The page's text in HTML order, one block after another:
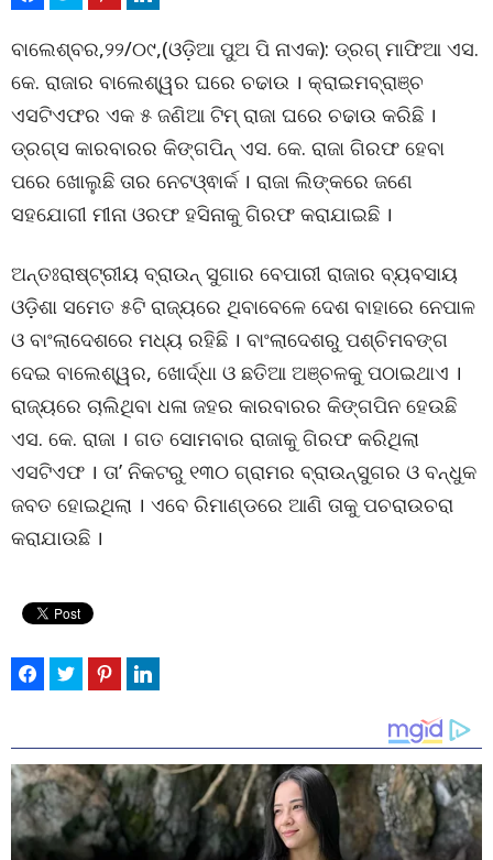
ବାଲେଶ୍ବର,୨୨/୦୯,(ଓଡ଼ିଆ ପୁଅ ପି ନାଏକ): ଡ୍ରଗ୍‌ ମାଫିଆ ଏସ.
କେ. ରାଜାର ବାଲେଶ୍ୱର ଘରେ ଚଢାଉ । କ୍ରାଇମବ୍ରାଞ୍ଚ
ଏସଟିଏଫର ଏକ ୫ ଜଣିଆ ଟିମ୍ ରାଜା ଘରେ ଚଢାଉ କରିଛି ।
ଡ୍ରଗ୍‌ସ କାରବାରର କିଙ୍ଗପିନ୍ ଏସ. କେ. ରାଜା ଗିରଫ ହେବା
ପରେ ଖୋଲୁଛି ତାର ନେଟଓ୍ଵାର୍କ । ରାଜା ଲିଙ୍କରେ ଜଣେ
ସହଯୋଗୀ ମୀନା ଓରଫ ହସିନାକୁ ଗିରଫ କରାଯାଇଛି ।
ଅନ୍ତଃରାଷ୍ଟ୍ରୀୟ ବ୍ରାଉନ୍ ସୁଗାର ବେପାରୀ ରାଜାର ବ୍ୟବସାୟ
ଓଡ଼ିଶା ସମେତ ୫ଟି ରାଜ୍ୟରେ ଥିବାବେଳେ ଦେଶ ବାହାରେ ନେପାଳ
ଓ ବାଂଲାଦେଶରେ ମଧ୍ୟ ରହିଛି । ବାଂଲାଦେଶରୁ ପଶ୍ଚିମବଙ୍ଗ
ଦେଇ ବାଲେଶ୍ୱର, ଖୋର୍ଦ୍ଧା ଓ ଛତିଆ ଅଞ୍ଚଳକୁ ପଠାଇଥାଏ ।
ରାଜ୍ୟରେ ଚାଲିଥିବା ଧଳା ଜହର କାରବାରର କିଙ୍ଗପିନ ହେଉଛି
ଏସ. କେ. ରାଜା । ଗତ ସୋମବାର ରାଜାକୁ ଗିରଫ କରିଥିଲା
ଏସଟିଏଫ । ତା’ ନିକଟରୁ ୧୩୦ ଗ୍ରାମର ବ୍ରାଉନ୍‌ସୁଗର ଓ ବନ୍ଧୁକ
ଜବତ ହୋଇଥିଲା । ଏବେ ରିମାଣ୍ଡରେ ଆଣି ତାକୁ ପଚରାଉଚରା
କରାଯାଉଛି ।